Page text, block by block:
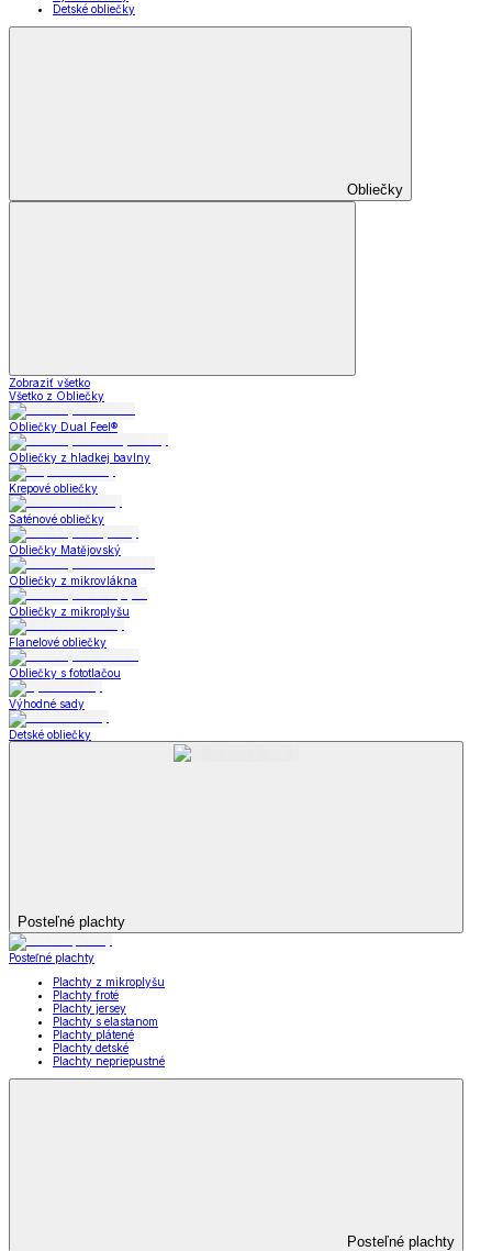
Detské obliečky
Obliečky
Zobraziť všetko
Všetko z Obliečky
Obliečky Dual Feel®
Obliečky z hladkej bavlny
Krepové obliečky
Saténové obliečky
Obliečky Matějovský
Obliečky z mikrovlákna
Obliečky z mikroplyšu
Flanelové obliečky
Obliečky s fototlačou
Výhodné sady
Detské obliečky
Posteľné plachty
Posteľné plachty
Plachty z mikroplyšu
Plachty froté
Plachty jersey
Plachty s elastanom
Plachty plátené
Plachty detské
Plachty nepriepustné
Posteľné plachty